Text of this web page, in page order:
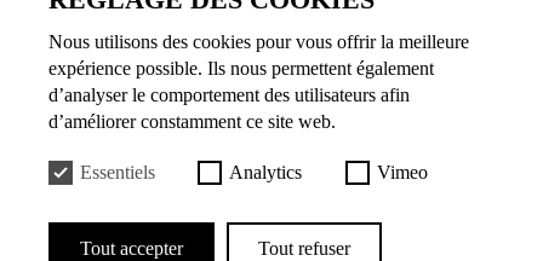
11.04.2025 à 10:30
Présentation
Danseuse interprète, enseignante et chorégraphe, Sonia Al-
diplôme d’État en 2015. Ses multiples expériences en tant que
danseuse interprète dans différentes compagnies en France et à
Nous utilisons des cookies pour vous offrir la meilleure
expérience possible. Ils nous permettent également
d’analyser le comportement des utilisateurs afin
d’améliorer constamment ce site web.
Essentiels Analytics Vimeo
Tout accepter Tout refuser